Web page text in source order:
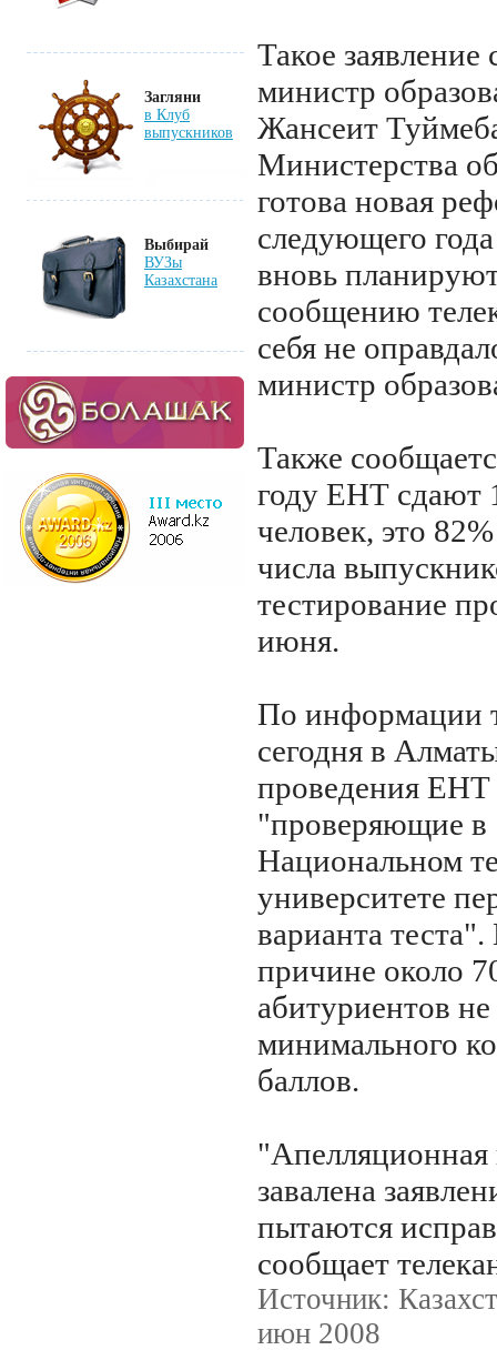
Загляни
в Клуб
выпускников
Выбирай
ВУЗы
Казахстана
Такое заявление
министр
Жансеит
Министерства
готова новая
следующего
вновь
сообщению
себя не
министр
Также
году ЕНТ сдают
человек, это
числа
тестирование
июня.
По информации
сегодня в
проведения ЕНТ
"проверяющие в
Национальном
университете
варианта
причине около
абитуриентов
минимального
баллов.
"Апелляционная
завалена
пытаются
сообщает
Источник:
июн 2008